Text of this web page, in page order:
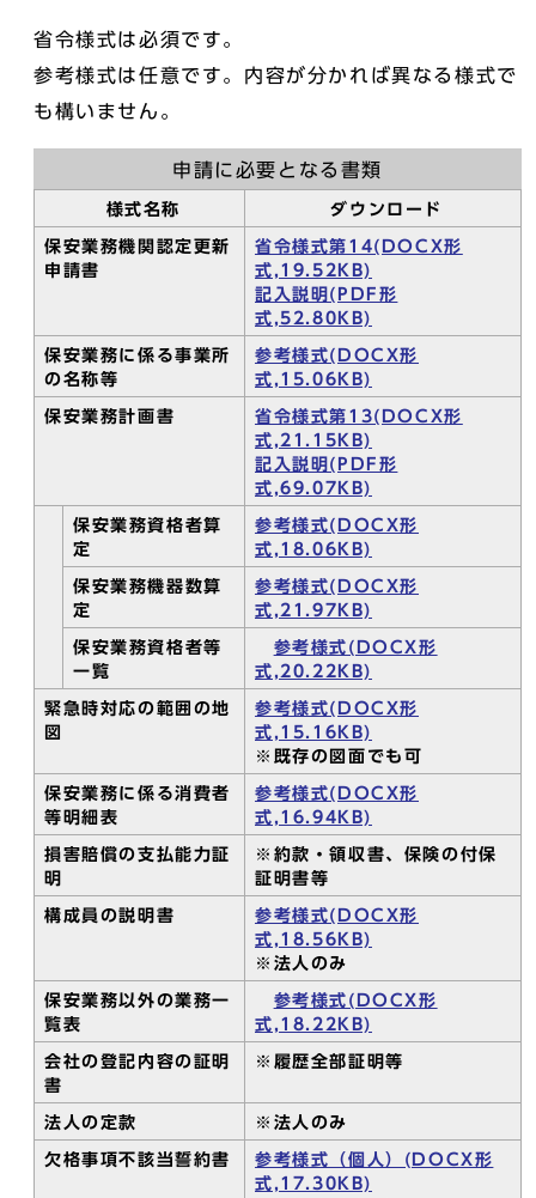
省令様式は必須です。
参考様式は任意です。内容が分かれば異なる様式で
も構いません。
申請に必要となる書類
様式名称 ダウンロード
保安業務機関認定更新
申請書
省令様式第14(DOCX形
式,19.52KB)
記入説明(PDF形
式,52.80KB)
保安業務に係る事業所
の名称等
参考様式(DOCX形
式,15.06KB)
保安業務計画書
省令様式第13(DOCX形
式,21.15KB)
記入説明(PDF形
式,69.07KB)
保安業務資格者算
定
参考様式(DOCX形
式,18.06KB)
保安業務機器数算
定
参考様式(DOCX形
式,21.97KB)
保安業務資格者等
一覧
参考様式(DOCX形
式,20.22KB)
緊急時対応の範囲の地
図
参考様式(DOCX形
式,15.16KB)
※既存の図面でも可
保安業務に係る消費者
等明細表
参考様式(DOCX形
式,16.94KB)
損害賠償の支払能力証
明
※約款・領収書、保険の付保
証明書等
構成員の説明書
参考様式(DOCX形
式,18.56KB)
※法人のみ
保安業務以外の業務一
覧表
参考様式(DOCX形
式,18.22KB)
会社の登記内容の証明
書
※履歴全部証明等
法人の定款 ※法人のみ
欠格事項不該当誓約書
参考様式（個人）(DOCX形
式,17.30KB)